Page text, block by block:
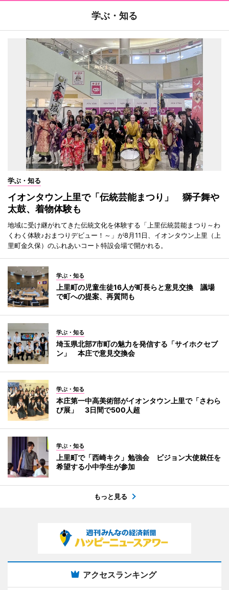
学ぶ・知る
学ぶ・知る
イオンタウン上里で「伝統芸能まつり」 獅子舞や
太鼓、着物体験も
地域に受け継がれてきた伝統文化を体験する「上里伝統芸能まつり～わ
くわく体験♪おまつりデビュー！～」が8月11日、イオンタウン上里（上
里町金久保）のふれあいコート特設会場で開かれる。
学ぶ・知る
上里町の児童生徒16人が町長らと意見交換 議場
で町への提案、再質問も
学ぶ・知る
埼玉県北部7市町の魅力を発信する「サイホクセブ
ン」 本庄で意見交換会
学ぶ・知る
本庄第一中高美術部がイオンタウン上里で「さわら
び展」 3日間で500人超
学ぶ・知る
上里町で「西崎キク」勉強会 ビジョン大使就任を
希望する小中学生が参加
もっと見る
アクセスランキング